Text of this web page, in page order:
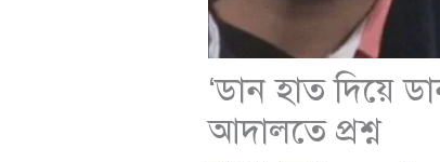
‘ডান হাত দিয়ে
আদালতে প্রশ্ন